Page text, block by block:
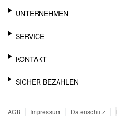
UNTERNEHMEN
KARRIERE
SERVICE
NEWSLETTER
MEIN KONTO
SENDUNGSVERFOLGUNG
KONTAKT
SUPPORT
SICHER BEZAHLEN
PAYPAL
AGB | Impressum | Datenschutz |